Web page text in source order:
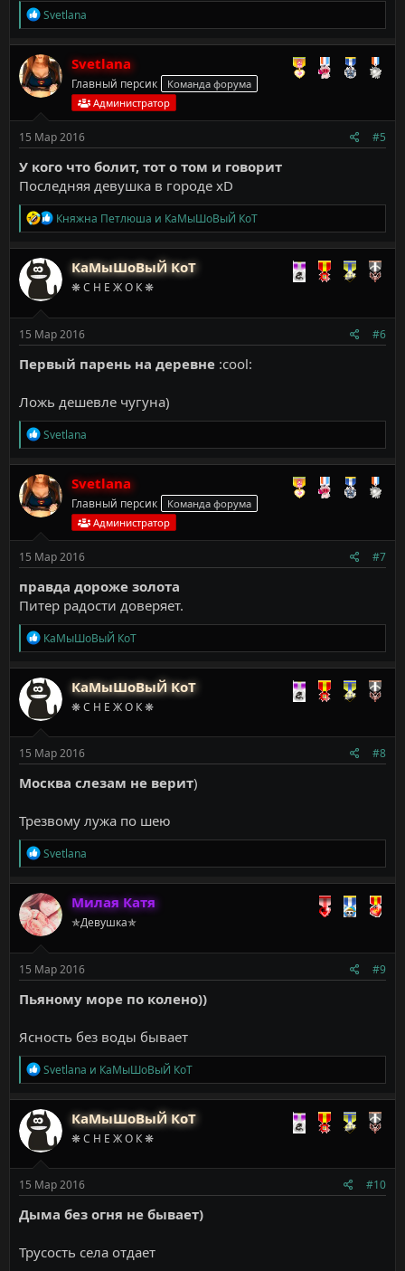
Р
е
а
к
ц
и
и
Svetlana
Svetlana
Главный персик
Команда форума
Администратор
15 Мар 2016 #5
У кого что болит, тот о том и говорит
Последняя девушка в городе xD
Р
е
а
к
ц
и
:
Княжна Петлюша и КаМыШоВыЙ КоТ
КаМыШоВыЙ КоТ
❋ С Н Е Ж О К ❋
15 Мар 2016 #6
Первый парень на деревне :cool:
Ложь дешевле чугуна)
Р
е
а
к
ц
и
и
Svetlana
Svetlana
Главный персик
Команда форума
Администратор
15 Мар 2016 #7
правда дороже золота
Питер радости доверяет.
Р
е
а
к
ц
и
и
КаМыШоВыЙ КоТ
КаМыШоВыЙ КоТ
❋ С Н Е Ж О К ❋
15 Мар 2016 #8
Москва слезам не верит)
Трезвому лужа по шею
Р
е
а
к
ц
и
и
Svetlana
Милая Катя
✯Девушка✯
15 Мар 2016 #9
Пьяному море по колено))
Ясность без воды бывает
Р
е
а
к
ц
и
и
Svetlana и КаМыШоВыЙ КоТ
КаМыШоВыЙ КоТ
❋ С Н Е Ж О К ❋
15 Мар 2016 #10
Дыма без огня не бывает)
Трусость села отдает